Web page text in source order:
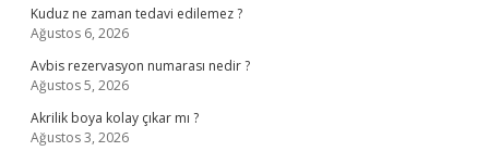
Kuduz ne zaman tedavi edilemez ?
Ağustos 6, 2026
Avbis rezervasyon numarası nedir ?
Ağustos 5, 2026
Akrilik boya kolay çıkar mı ?
Ağustos 3, 2026